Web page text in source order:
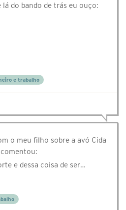
do bando de trás eu ouço:
e trabalho
o meu filho sobre a avó Cida
e dessa coisa de ser…